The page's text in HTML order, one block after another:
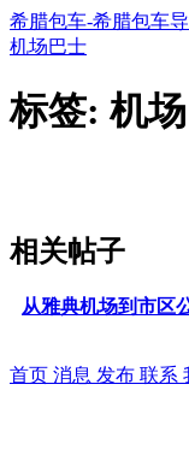
希腊包车-希腊包车
机场巴士
标签: 机
相关帖子
从雅典机场到市区
首页 消息 发布 联系